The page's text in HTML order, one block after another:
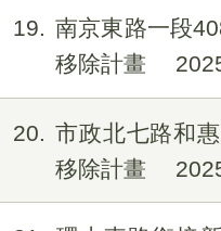
19
南京東路一段
移除計畫
20
市政北七路和
移除計畫